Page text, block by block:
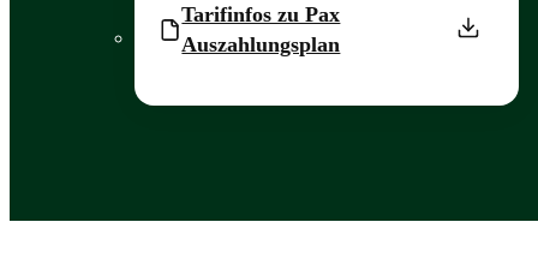
Tarifinfos zu Pax
Auszahlungsplan